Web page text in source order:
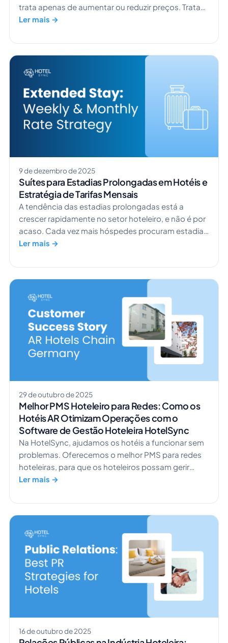
trata apenas de aumentar ou reduzir preços. Trata-
se de tomar decisões inteligentes, baseadas em
que já existe. No fundo, a gestão de receita significa
vender o quarto certo ao hóspede certo […]
Ler mais →
9 de dezembro de 2025
Suítes para Estadias Prolongadas em Hotéis e
Estratégia de Tarifas Mensais
A tendência das estadias prolongadas está a
crescer rapidamente no setor hoteleiro, e não é por
acaso. Cada vez mais hóspedes procuram estadias
mais longas, porque o trabalho e a vida mudaram.
se manterem ligados. Enfermeiros itinerantes e
equipas de projeto ficam num só local durante
semanas. As famílias querem um quarto acolhedor,
estilo apartamento […]
Ler mais →
29 de outubro de 2025
Melhor PMS Hoteleiro para Redes: Como os
Hotéis AR Otimizam Operações com o
Software de Gestão Hoteleira HotelSync
Na HotelSync, ajudamos os hotéis a funcionar sem
problemas. Oferecemos o melhor PMS para redes
hoteleiras, para que os hoteleiros possam gerir
múltiplas propriedades, aumentar a receita e
hóspedes. Um hotel que demonstra isso na prática
é o AR Boutique Hotel Heusenstamm, situado na
periferia industrial de Heusenstamm, Alemanha.
Heusenstamm é apenas um dos muitos hotéis […]
Ler mais →
16 de outubro de 2025